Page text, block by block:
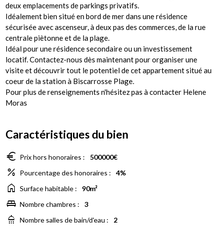
deux emplacements de parkings privatifs.
Idéalement bien situé en bord de mer dans une résidence
sécurisée avec ascenseur, à deux pas des commerces, de la rue
centrale piètonne et de la plage.
Idéal pour une résidence secondaire ou un investissement
locatif. Contactez-nous dès maintenant pour organiser une
visite et découvrir tout le potentiel de cet appartement situé au
coeur de la station à Biscarrosse Plage.
Pour plus de renseignements n'hésitez pas à contacter Helene
Moras
Caractéristiques du bien
euro Prix hors honoraires : 500000€
percent Pourcentage des honoraires : 4%
home Surface habitable : 90m²
king_bed Nombre chambres : 3
shower Nombre salles de bain/d'eau : 2